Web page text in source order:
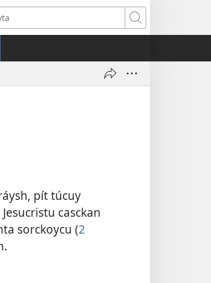
Máscayta
pít túcuy
casckan
sorckoycu (2